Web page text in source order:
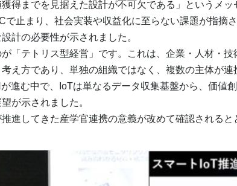
得までを見据えた設計が不可欠である」というメッ
止まり、社会実装や収益化に至らない課題が指摘
計の必要性が示されました。
「テトリス型経営」です。これは、企業・人材・
え方であり、単独の組織ではなく、複数の主体が
進む中で、IoTは単なるデータ収集基盤から、価値
が示されました。
進してきた産学官連携の意義が改めて確認される